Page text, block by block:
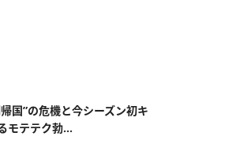
国”の危機と今シーズン初キ
モテテク勃...